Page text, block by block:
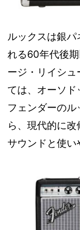
ルックスは銀
れる60年代後
ージ・リイシュ
ては、オーソ
フェンダーの
ら、現代的に改
サウンドと使い